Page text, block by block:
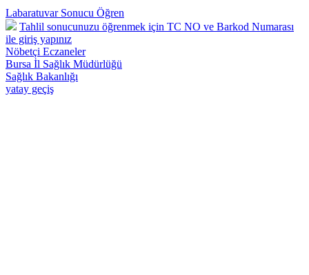
Labaratuvar Sonucu Öğren
Tahlil sonucunuzu öğrenmek için TC NO ve Barkod Numarası
ile giriş yapınız
Nöbetçi Eczaneler
Bursa İl Sağlık Müdürlüğü
Sağlık Bakanlığı
yatay geçiş